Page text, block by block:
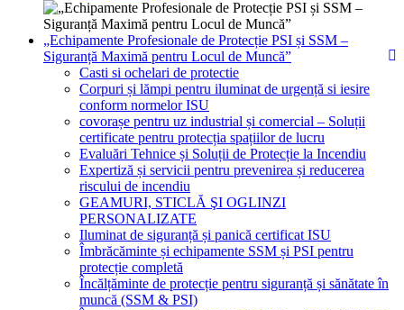
„Echipamente Profesionale de Protecție PSI și SSM –
Siguranță Maximă pentru Locul de Muncă”
Casti si ochelari de protectie
Corpuri și lămpi pentru iluminat de urgență si iesire
conform normelor ISU
covorașe pentru uz industrial și comercial – Soluții
certificate pentru protecția spațiilor de lucru
Evaluări Tehnice și Soluții de Protecție la Incendiu
Expertiză și servicii pentru prevenirea și reducerea
riscului de incendiu
GEAMURI, STICLĂ ŞI OGLINZI
PERSONALIZATE
Iluminat de siguranță și panică certificat ISU
Îmbrăcăminte și echipamente SSM și PSI pentru
protecție completă
Încălțăminte de protecție pentru siguranță și sănătate în
muncă (SSM & PSI)